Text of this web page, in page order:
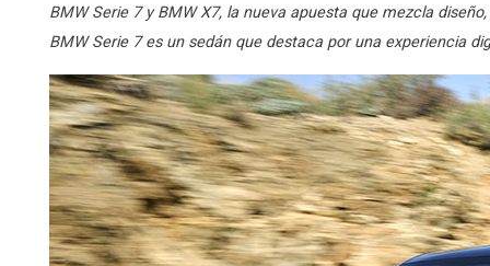
BMW Serie 7 y BMW X7, la nueva apuesta que mezcla
BMW Serie 7 es un sedán que destaca por una experiencia